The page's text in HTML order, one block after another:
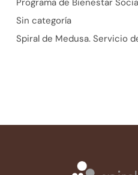
Programa de Bienestar
Sin categoría
Spiral de Medusa. Servicio